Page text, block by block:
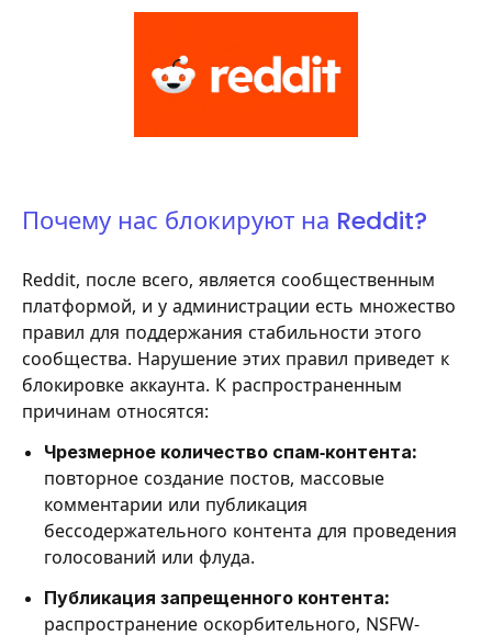
Почему нас блокируют на Reddit?
Reddit, после всего, является сообщественным
платформой, и у администрации есть множество
правил для поддержания стабильности этого
сообщества. Нарушение этих правил приведет к
блокировке аккаунта. К распространенным
причинам относятся:
Чрезмерное количество спам-контента:
повторное создание постов, массовые
комментарии или публикация
бессодержательного контента для проведения
голосований или флуда.
Публикация запрещенного контента:
распространение оскорбительного, NSFW-